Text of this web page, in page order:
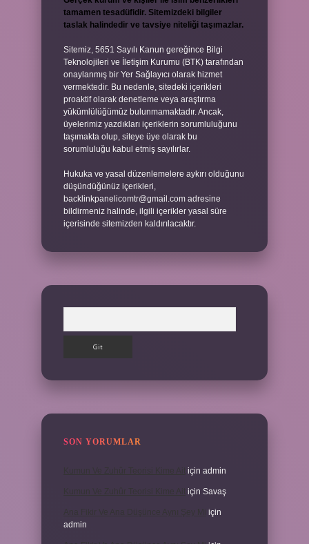
tamamen tesadüfidir. Sitemizdeki bilgiler
taslak halindedir ve tavsiye niteliği taşımazlar.
Sitemiz, 5651 Sayılı Kanun gereğince Bilgi
Teknolojileri ve İletişim Kurumu (BTK) tarafından
onaylanmış bir Yer Sağlayıcı olarak hizmet
vermektedir. Bu nedenle, sitedeki içerikleri
proaktif olarak denetleme veya araştırma
yükümlülüğümüz bulunmamaktadır. Ancak,
üyelerimiz yazdıkları içeriklerin sorumluluğunu
taşımakta olup, siteye üye olarak bu
sorumluluğu kabul etmiş sayılırlar.
Hukuka ve yasal düzenlemelere aykırı olduğunu
düşündüğünüz içerikleri,
backlinkpanelicomtr@gmail.com adresine
bildirmeniz halinde, ilgili içerikler yasal süre
içerisinde sitemizden kaldırılacaktır.
SON YORUMLAR
için admin
için Savaş
için
admin